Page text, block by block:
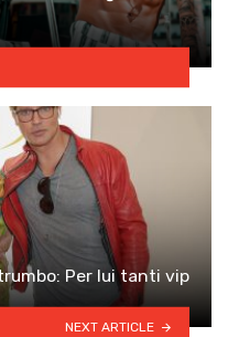
Per lui tanti vip
NEXT ARTICLE